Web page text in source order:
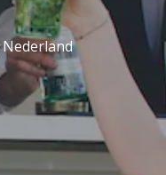
Nederland